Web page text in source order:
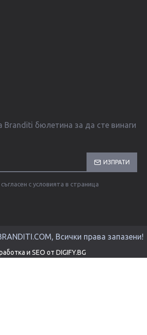
Branditi бюлетина за да сте винаги
ИЗПРАТИ
с условията в страница
Всички права запазени!
и SEO от DIGIFY.BG